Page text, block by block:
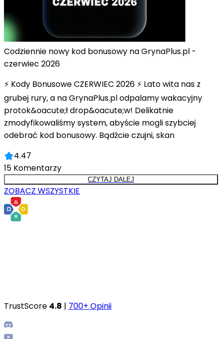
Codziennie nowy kod bonusowy na GrynaPlus.pl -
czerwiec 2026
⚡ Kody Bonusowe CZERWIEC 2026 ⚡ Lato wita nas z
grubej rury, a na GrynaPlus.pl odpalamy wakacyjny
protok&oacute;ł drop&oacute;w! Delikatnie
zmodyfikowaliśmy system, abyście mogli szybciej
odebrać kod bonusowy. Bądźcie czujni, skan
4.47
15 Komentarzy
CZYTAJ DALEJ
ZOBACZ WSZYSTKIE
TrustScore 4.8 | 700+ Opinii